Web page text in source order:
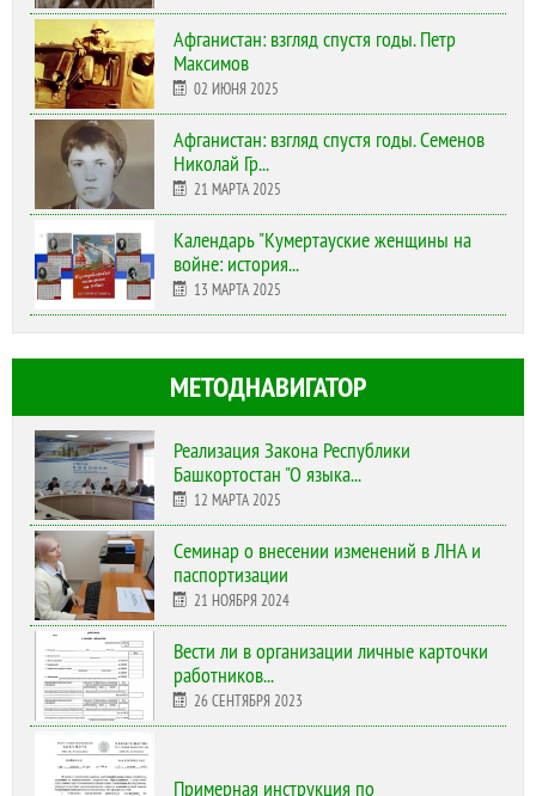
Афганистан: взгляд спустя годы. Петр
Максимов
02 ИЮНЯ 2025
Афганистан: взгляд спустя годы. Семенов
Николай Гр...
21 МАРТА 2025
Календарь "Кумертауские женщины на
войне: история...
13 МАРТА 2025
МЕТОДНАВИГАТОР
Реализация Закона Республики
Башкортостан "О языка...
12 МАРТА 2025
Cеминар о внесении изменений в ЛНА и
паспортизации
21 НОЯБРЯ 2024
Вести ли в организации личные карточки
работников...
26 СЕНТЯБРЯ 2023
Примерная инструкция по